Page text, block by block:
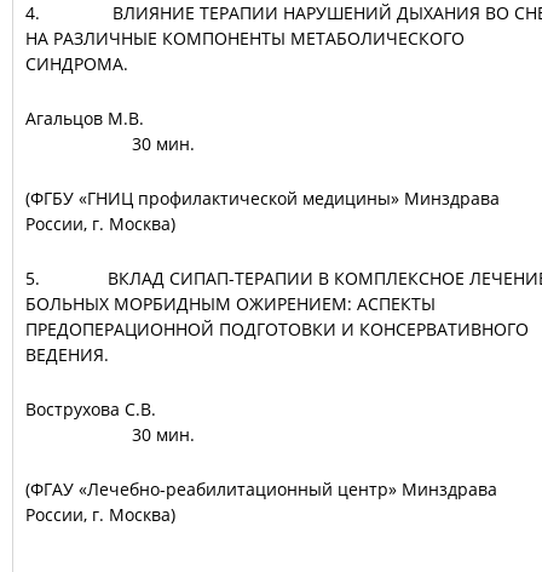
4. ВЛИЯНИЕ ТЕРАПИИ НАРУШЕНИЙ ДЫХАНИЯ ВО
НА РАЗЛИЧНЫЕ КОМПОНЕНТЫ МЕТАБОЛИЧЕСКОГО
СИНДРОМА.
Агальцов
30 мин.
(ФГБУ «ГНИЦ профилактической медицины» Минздрава
России, г. Москва)
5. ВКЛАД СИПАП-ТЕРАПИИ В КОМПЛЕКСНОЕ
БОЛЬНЫХ МОРБИДНЫМ ОЖИРЕНИЕМ: АСПЕКТЫ
ПРЕДОПЕРАЦИОННОЙ ПОДГОТОВКИ И КОНСЕРВАТИВНОГО
ВЕДЕНИЯ.
Вострухова
30 мин.
(ФГАУ «Лечебно-реабилитационный центр» Минздрава
России, г. Москва)